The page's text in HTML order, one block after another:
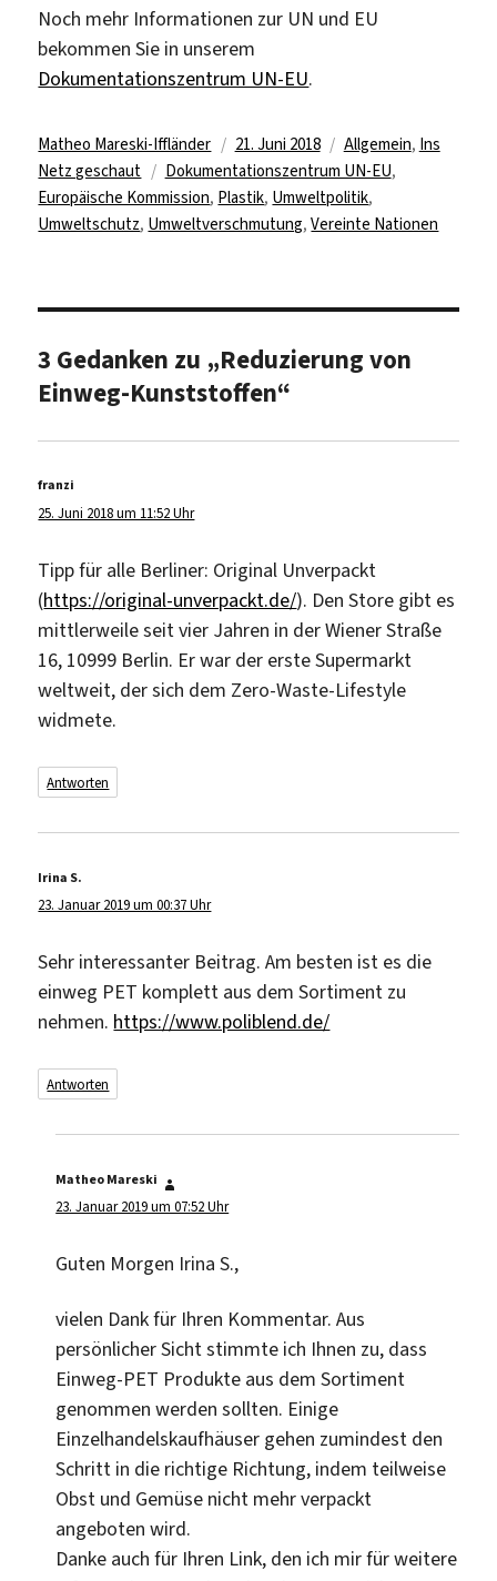
Noch mehr Informationen zur UN und EU
bekommen Sie in unserem
Dokumentationszentrum UN-EU.
Autor
Matheo Mareski-Iffländer
Veröffentlicht
am
21. Juni 2018 Kategorien
Allgemein, Ins
Netz geschaut
Schlagwörter
Dokumentationszentrum UN-EU,
Europäische Kommission, Plastik, Umweltpolitik,
Umweltschutz, Umweltverschmutung,Vereinte Nationen
3 Gedanken zu „Reduzierung von
Einweg-Kunststoffen“
franzi
25. Juni 2018 um 11:52 Uhr
Tipp für alle Berliner: Original Unverpackt
(https://original-unverpackt.de/). Den Store gibt es
mittlerweile seit vier Jahren in der Wiener Straße
16, 10999 Berlin. Er war der erste Supermarkt
weltweit, der sich dem Zero-Waste-Lifestyle
widmete.
Antworten
Irina S.
23. Januar 2019 um 00:37 Uhr
Sehr interessanter Beitrag. Am besten ist es die
einweg PET komplett aus dem Sortiment zu
nehmen. https://www.poliblend.de/
Antworten
Matheo Mareski
23. Januar 2019 um 07:52 Uhr
Guten Morgen Irina S.,
vielen Dank für Ihren Kommentar. Aus
persönlicher Sicht stimmte ich Ihnen zu, dass
Einweg-PET Produkte aus dem Sortiment
genommen werden sollten. Einige
Einzelhandelskaufhäuser gehen zumindest den
Schritt in die richtige Richtung, indem teilweise
Obst und Gemüse nicht mehr verpackt
angeboten wird.
Danke auch für Ihren Link, den ich mir für weitere